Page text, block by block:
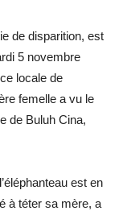
de disparition, est
5 novembre
locale de
femelle a vu le
de Buluh Cina,
est en
à téter sa mère, a